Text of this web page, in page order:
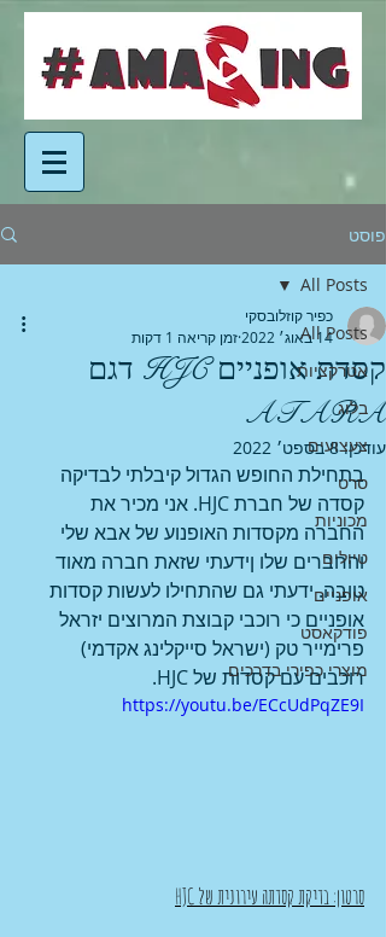
פוסט
All Posts
אטרקציות
בלוג
צעצועים
סרט
מכוניות
טיולים
אופניים
פודקאסט
מוצרי כפירי בדרכים
All Posts
קסדת אופניים HJC דגם
ATARA
כפיר קוזלובסקי
14 באוג׳ 2022
זמן קריאה 1 דקות
עודכן:8 בספט׳ 2022
בתחילת החופש הגדול קיבלתי לבדיקה
קסדה של חברת HJC. אני מכיר את
החברה מקסדות האופנוע של אבא שלי
והחברים שלו ןידעתי שזאת חברה מאוד
טובה. ידעתי גם שהתחילו לעשות קסדות
אופניים כי רוכבי קבוצת המרוצים יזראל
פרימייר טק (ישראל סייקלינג אקדמי)
רוכבים עם קסדות של HJC.
https://youtu.be/ECcUdPqZE9I
סרטון: בדיקת קסדתה עירונית של HJC